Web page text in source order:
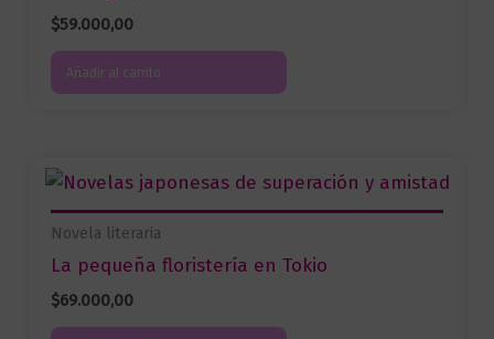
$59.000,00
Añadir al carrito
Novela literaria
La pequeña floristería en Tokio
$69.000,00